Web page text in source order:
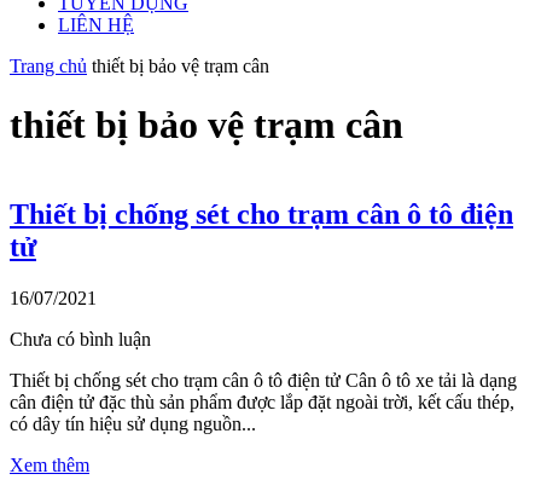
LIÊN HỆ
Trang chủ thiết bị bảo vệ trạm cân
thiết bị bảo vệ trạm cân
Thiết bị chống sét cho trạm cân ô tô điện
tử
16/07/2021
Chưa có bình luận
Thiết bị chống sét cho trạm cân ô tô điện tử Cân ô tô xe tải là dạng
cân điện tử đặc thù sản phẩm được lắp đặt ngoài trời, kết cấu thép,
có dây tín hiệu sử dụng nguồn...
Xem thêm